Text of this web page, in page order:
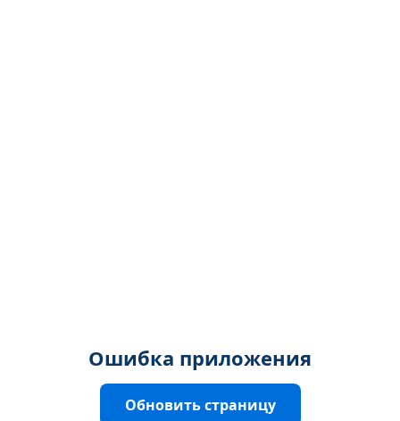
Ошибка приложения
Обновить страницу